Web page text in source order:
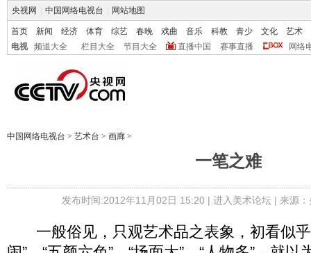
央视网 中国网络电视台 网站地图
首页 新闻 经济 体育 综艺 春晚 戏曲 音乐 科教 青少 文化
艺术
电视
频道大全 栏目大全 节目大全 直播中国 赛事直播 网络
中国网络电视台 > 艺术台 > 画廊 >
一笔之难
发布时间:2012年11月02日 15:20 | 进入美术论坛| 来源
一般俗见，只观艺术品之表象，初看似乎